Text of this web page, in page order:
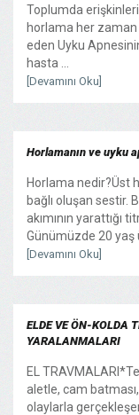
Toplumda
horlama her
eden Uyku
hasta ...
[Devamını Oku]
Horlamanın ve uyku
Horlama nedir?Üst
bağlı oluşan sestir.
akımının yarattığı
Günümüzde 20 yaş
[Devamını Oku]
ELDE VE ÖN-KOLDA
YARALANMALARI
EL
aletle, cam
olaylarla